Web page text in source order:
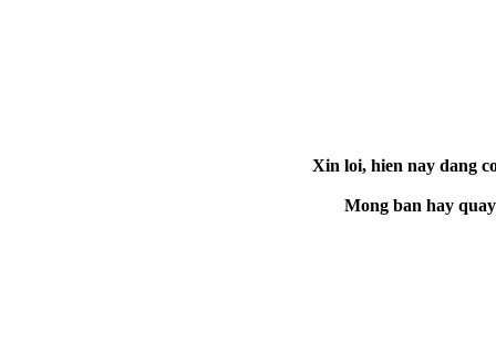
Xin loi, hien nay dang
Mong ban hay